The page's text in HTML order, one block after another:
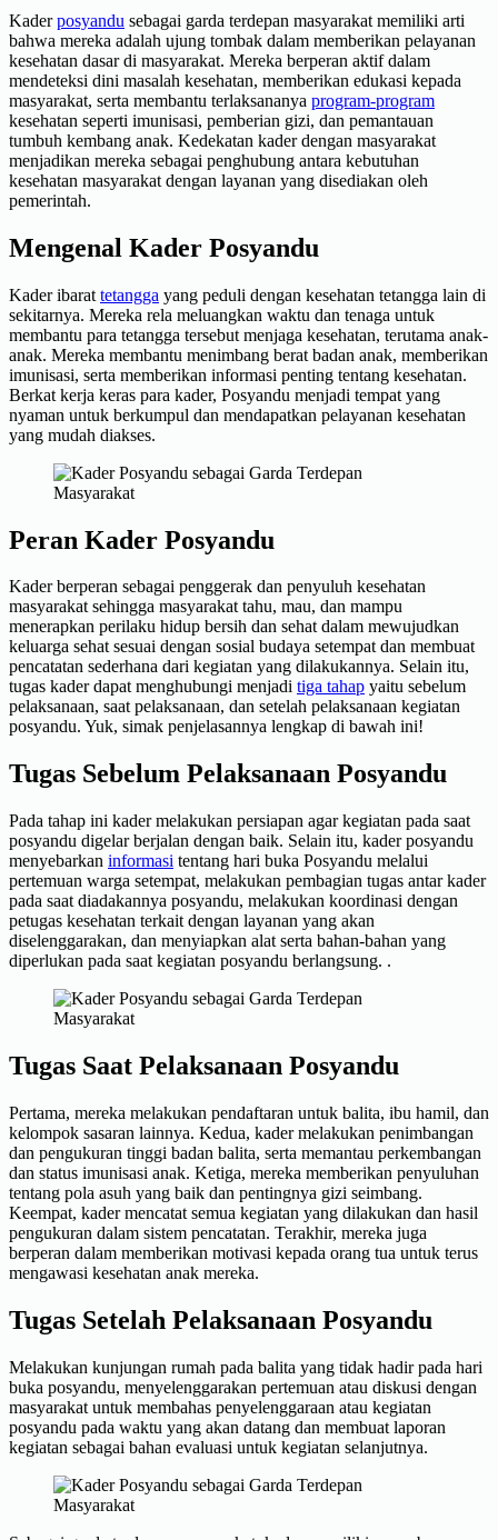
Kaderposyandu sebagai garda terdepan masyarakat memiliki arti
bahwa mereka adalah ujung tombak dalam memberikan pelayanan
kesehatan dasar di masyarakat. Mereka berperan aktif dalam
mendeteksi dini masalah kesehatan, memberikan edukasi kepada
masyarakat, serta membantu terlaksananya program-program
kesehatan seperti imunisasi, pemberian gizi, dan pemantauan
tumbuh kembang anak. Kedekatan kader dengan masyarakat
menjadikan mereka sebagai penghubung antara kebutuhan
kesehatan masyarakat dengan layanan yang disediakan oleh
pemerintah.
Mengenal Kader Posyandu
Kader ibarat tetangga yang peduli dengan kesehatan tetangga lain di
sekitarnya. Mereka rela meluangkan waktu dan tenaga untuk
membantu para tetangga tersebut menjaga kesehatan, terutama anak-
anak. Mereka membantu menimbang berat badan anak, memberikan
imunisasi, serta memberikan informasi penting tentang kesehatan.
Berkat kerja keras para kader, Posyandu menjadi tempat yang
nyaman untuk berkumpul dan mendapatkan pelayanan kesehatan
yang mudah diakses.
Peran Kader Posyandu
Kader berperan sebagai penggerak dan penyuluh kesehatan
masyarakat sehingga masyarakat tahu, mau, dan mampu
menerapkan perilaku hidup bersih dan sehat dalam mewujudkan
keluarga sehat sesuai dengan sosial budaya setempat dan membuat
pencatatan sederhana dari kegiatan yang dilakukannya. Selain itu,
tugas kader dapat menghubungi menjadi tiga tahap yaitu sebelum
pelaksanaan, saat pelaksanaan, dan setelah pelaksanaan kegiatan
posyandu. Yuk, simak penjelasannya lengkap di bawah ini!
Tugas Sebelum Pelaksanaan Posyandu
Pada tahap ini kader melakukan persiapan agar kegiatan pada saat
posyandu digelar berjalan dengan baik. Selain itu, kader posyandu
menyebarkan informasi tentang hari buka Posyandu melalui
pertemuan warga setempat, melakukan pembagian tugas antar kader
pada saat diadakannya posyandu, melakukan koordinasi dengan
petugas kesehatan terkait dengan layanan yang akan
diselenggarakan, dan menyiapkan alat serta bahan-bahan yang
diperlukan pada saat kegiatan posyandu berlangsung. .
Tugas Saat Pelaksanaan Posyandu
Pertama, mereka melakukan pendaftaran untuk balita, ibu hamil, dan
kelompok sasaran lainnya. Kedua, kader melakukan penimbangan
dan pengukuran tinggi badan balita, serta memantau perkembangan
dan status imunisasi anak. Ketiga, mereka memberikan penyuluhan
tentang pola asuh yang baik dan pentingnya gizi seimbang.
Keempat, kader mencatat semua kegiatan yang dilakukan dan hasil
pengukuran dalam sistem pencatatan. Terakhir, mereka juga
berperan dalam memberikan motivasi kepada orang tua untuk terus
mengawasi kesehatan anak mereka.
Tugas Setelah Pelaksanaan Posyandu
Melakukan kunjungan rumah pada balita yang tidak hadir pada hari
buka posyandu, menyelenggarakan pertemuan atau diskusi dengan
masyarakat untuk membahas penyelenggaraan atau kegiatan
posyandu pada waktu yang akan datang dan membuat laporan
kegiatan sebagai bahan evaluasi untuk kegiatan selanjutnya.